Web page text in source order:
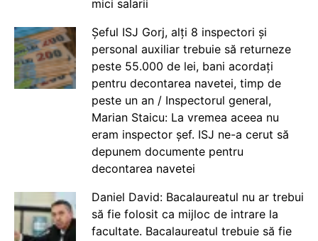
mici salarii
Șeful ISJ Gorj, alți 8 inspectori și
personal auxiliar trebuie să returneze
peste 55.000 de lei, bani acordați
pentru decontarea navetei, timp de
peste un an / Inspectorul general,
Marian Staicu: La vremea aceea nu
eram inspector șef. ISJ ne-a cerut să
depunem documente pentru
decontarea navetei
Daniel David: Bacalaureatul nu ar trebui
să fie folosit ca mijloc de intrare la
facultate. Bacalaureatul trebuie să fie